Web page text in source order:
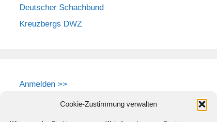
Cookie-Zustimmung verwalten
Deutscher Schachbund
Kreuzbergs DWZ
Anmelden >>